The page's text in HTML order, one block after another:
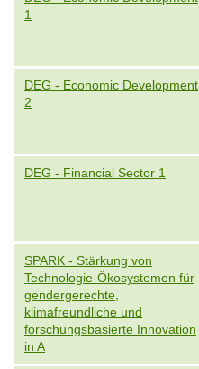
1
DEG - Economic Development
2
DEG - Financial Sector 1
SPARK - Stärkung von
Technologie-Ökosystemen für
gendergerechte,
klimafreundliche und
forschungsbasierte Innovation
in A